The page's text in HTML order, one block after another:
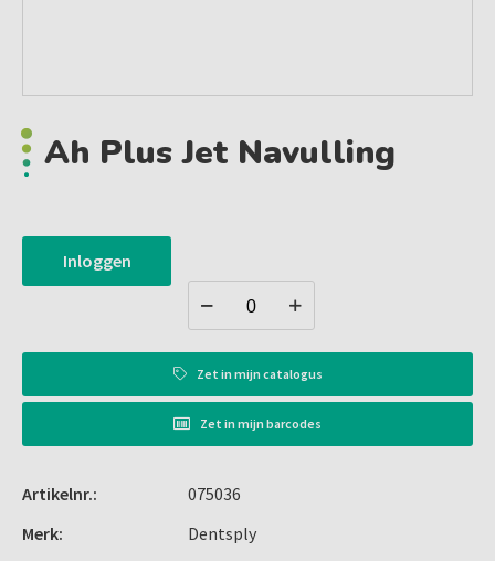
Ah Plus Jet Navulling
Inloggen
Zet inmijn catalogus
Zet inmijn barcodes
Artikelnr.:
075036
Merk:
Dentsply